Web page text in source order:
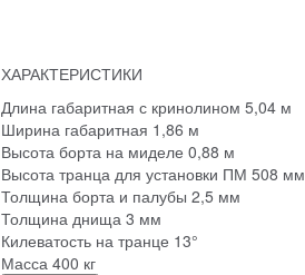
ХАРАКТЕРИСТИКИ
Длина габаритная с кринолином 5,04 м
Ширина габаритная 1,86 м
Высота борта на миделе 0,88 м
Высота транца для установки ПМ 508 мм
Толщина борта и палубы 2,5 мм
Толщина днища 3 мм
Килеватость на транце 13°
Масса 400 кг